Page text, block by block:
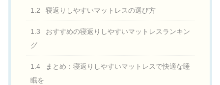
1.2 寝返りしやすいマットレスの選び方
1.3
おすすめの寝返りしやすいマットレスランキン
グ
1.4
まとめ：寝返りしやすいマットレスで快適な睡
眠を